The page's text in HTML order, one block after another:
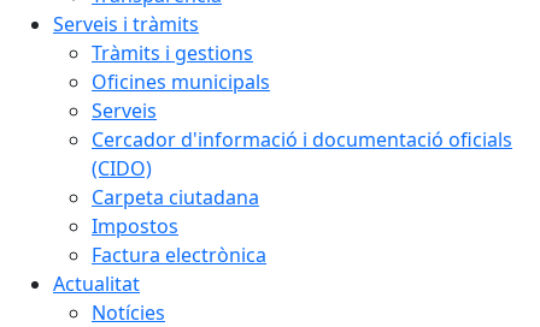
Serveis i tràmits
Tràmits i gestions
Oficines municipals
Serveis
Cercador d'informació i documentació oficials
(CIDO)
Carpeta ciutadana
Impostos
Factura electrònica
Actualitat
Notícies